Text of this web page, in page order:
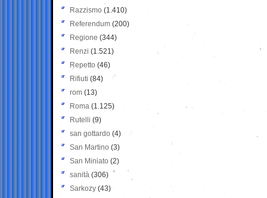
Razzismo (1.410)
Referendum (200)
Regione (344)
Renzi (1.521)
Repetto (46)
Rifiuti (84)
rom (13)
Roma (1.125)
Rutelli (9)
san gottardo (4)
San Martino (3)
San Miniato (2)
sanità (306)
Sarkozy (43)